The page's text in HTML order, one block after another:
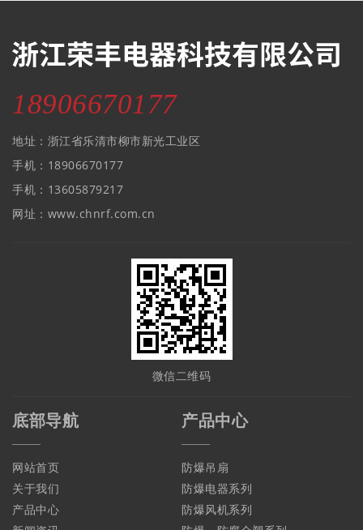
18906670177
地址：浙江省乐清市柳市新光工业区
手机：18906670177
手机：13605879217
网址：www.chnrf.com.cn
微信二维码
产品中心
防爆吊扇
防爆电器系列
防爆风机系列
底部导航
网站首页
关于我们
产品中心